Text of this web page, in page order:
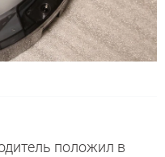
положил в